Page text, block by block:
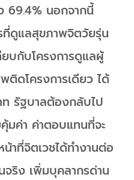
69.4% นอกจากนี้
ที่ดูแลสุขภาพจิตวัยรุ่น
บกับโครงการดูแลผู้
ติดโครงการเดียว ได้
รัฐบาลต้องกลับไป
มค่า ค่าตอบแทนที่จะ
น้าที่จิตเวชได้ทำงานต่อ
ริง เพิ่มบุคลากรด่าน